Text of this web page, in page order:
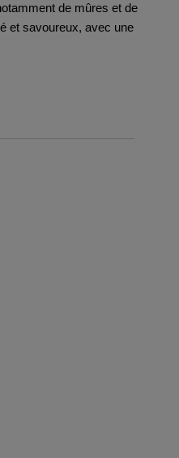
de mûres et de
et savoureux, avec une